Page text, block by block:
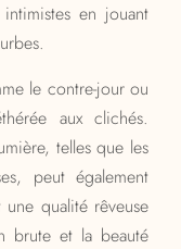
intimistes en jouant
le contre-jour ou
aux clichés.
telles que les
peut également
qualité rêveuse
brute et la beauté